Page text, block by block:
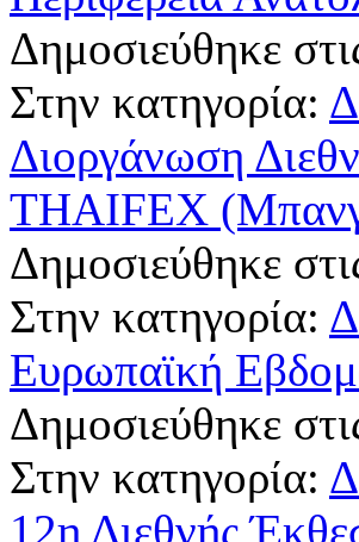
Δημοσιεύθηκε
Στην κατηγορία:
Διοργάνωση
THAIFEX
Δημοσιεύθηκε
Στην κατηγορία:
Ευρωπαϊκή
Δημοσιεύθηκε
Στην κατηγορία:
12η Διεθνής